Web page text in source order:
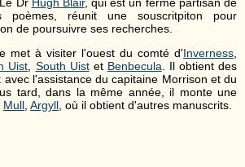
poèmes, réunit une souscritpiton pour
de poursuivre ses recherches.
met à visiter l'ouest du comté d'Inverness,
Uist, South Uistet Benbecula. Il obtient des
l'assistance du capitaine Morrison et du
tard, dans la même année, il monte une
Mull, Argyll, où il obtient d'autres manuscrits.